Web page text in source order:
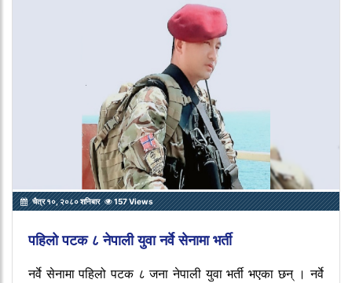
चैत्र १०, २०८० शनिबार 157 Views
पहिलो पटक ८ नेपाली युवा नर्वे सेनामा भर्ती
नर्वे सेनामा पहिलो पटक ८ जना नेपाली युवा भर्ती भएका छन् । नर्वे